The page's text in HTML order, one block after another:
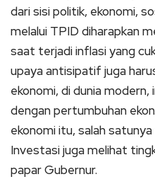
dari sisi politik, ekonomi,
melalui TPID diharapkan
saat terjadi inflasi yang
upaya antisipatif juga
ekonomi, di dunia
dengan pertumbuhan
ekonomi itu, salah
Investasi juga melihat
papar Gubernur.